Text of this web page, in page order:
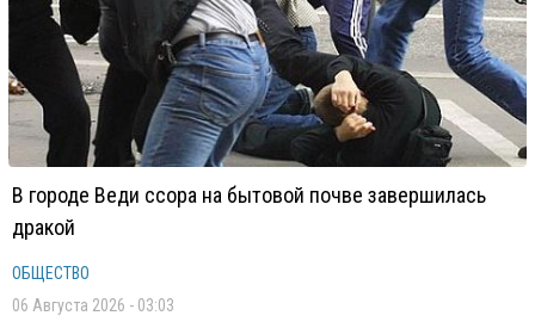
В городе Веди ссора на бытовой почве завершилась
дракой
ОБЩЕСТВО
06 Августа 2026 - 03:03